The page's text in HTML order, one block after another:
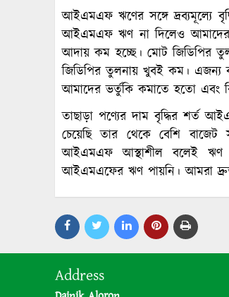
আইএমএফ ঋণের সঙ্গে দ্রব্যমূল্যে
আইএমএফ ঋণ না দিলেও আমাদের
আদায় কম হচ্ছে। মোট জিডিপির
জিডিপির তুলনায় খুবই কম। এজন্য
আমাদের ভর্তুকি কমাতে হতো এবং
তাছাড়া পণ্যের দাম বৃদ্ধির শর্ত
চেয়েছি তার থেকে বেশি বাজেট
আইএমএফ আস্থাশীল বলেই ঋণ
আইএমএফের ঋণ পায়নি। আমরা
Address